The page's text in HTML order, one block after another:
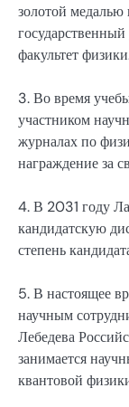
золотой
факультет
3. Во время
участником
журналах по
награждение за
4. В 2031 году
кандидатскую
степень
5. В настоящее
научным
Лебедева
занимается
квантовой